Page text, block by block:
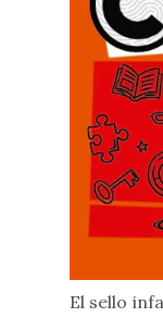
El sello